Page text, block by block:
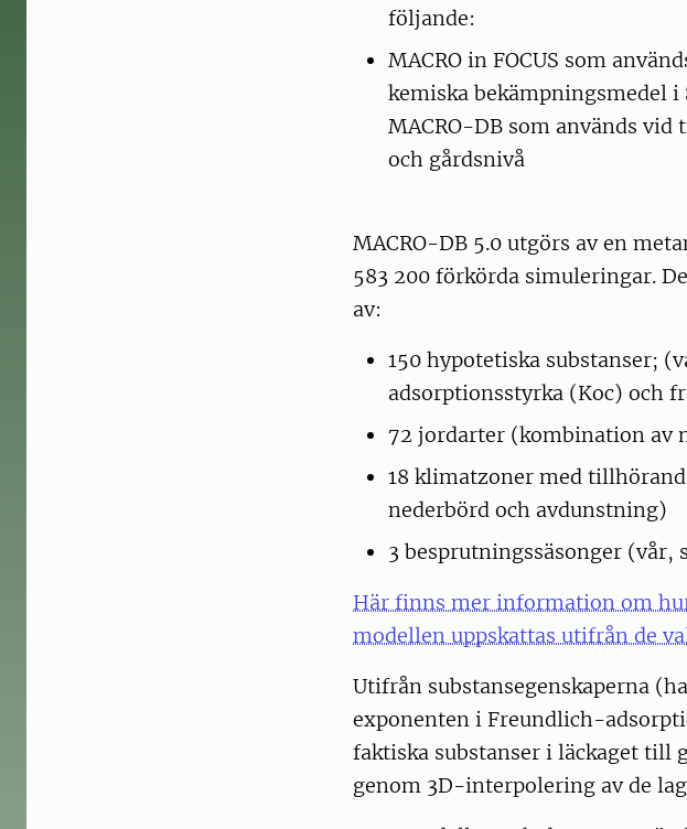
följande:
MACRO in FOCUS som
kemiska bekämpningsmedel i
MACRO-DB som används
och gårdsnivå
MACRO-DB 5.0 utgörs av en
583 200 förkörda simuleringar.
av:
150 hypotetiska substanser;
adsorptionsstyrka (Koc) och
72 jordarter (kombination av
18 klimatzoner med
nederbörd och avdunstning)
3 besprutningssäsonger (vår,
Här finns mer information om
modellen uppskattas utifrån de
Utifrån substansegenskaperna
exponenten i Freundlich-
faktiska substanser i läckaget till
genom 3D-interpolering av de